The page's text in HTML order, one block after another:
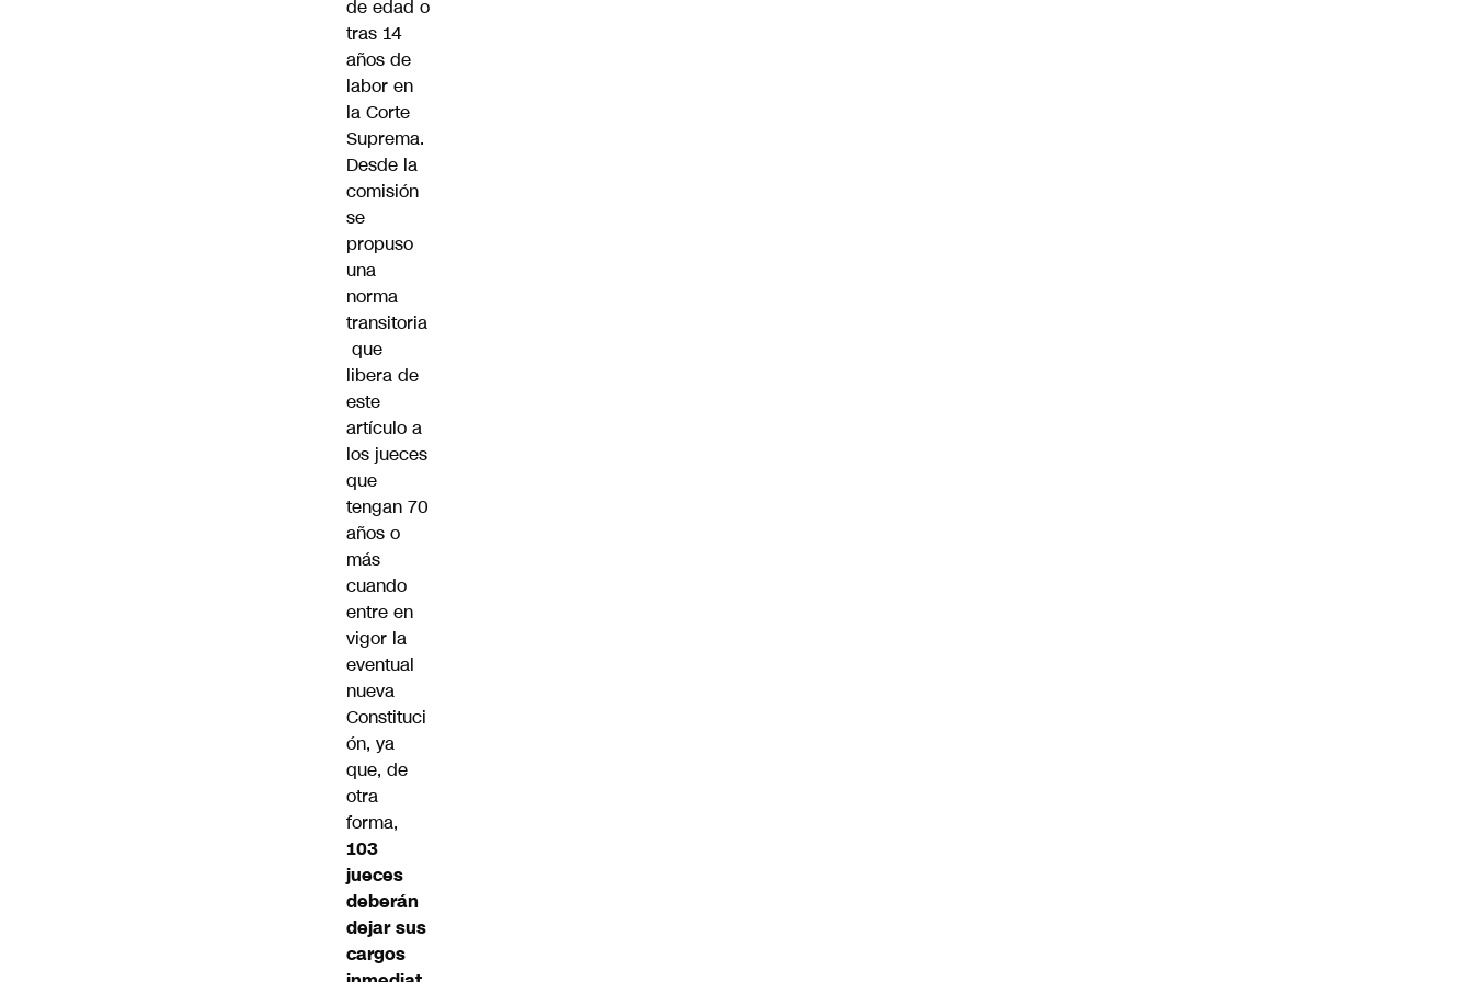
de edad o
tras 14
años de
labor en
la Corte
Suprema.
Desde la
comisión
se
propuso
una
norma
transitoria
que
libera de
este
artículo a
los jueces
que
tengan 70
años o
más
cuando
entre en
vigor la
eventual
nueva
Constituci
ón, ya
que, de
otra
forma,
103
jueces
deberán
dejar sus
cargos